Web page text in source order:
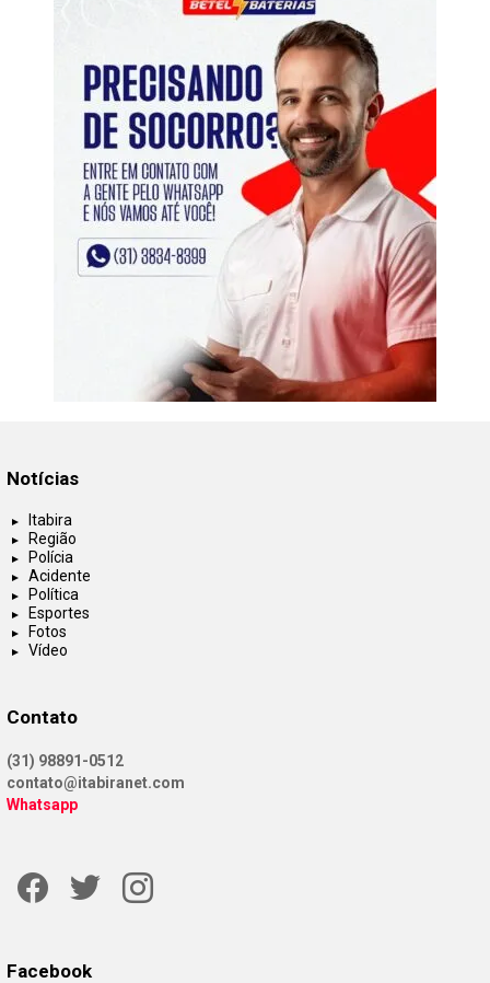
Notícias
Itabira
Região
Polícia
Acidente
Política
Esportes
Fotos
Vídeo
Contato
(31) 98891-0512
contato@itabiranet.com
Whatsapp
Facebook